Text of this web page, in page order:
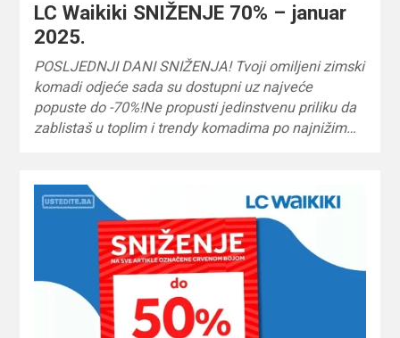
LC Waikiki SNIŽENJE 70% – januar
2025.
POSLJEDNJI DANI SNIŽENJA! Tvoji omiljeni zimski
komadi odjeće sada su dostupni uz najveće
popuste do -70%!Ne propusti jedinstvenu priliku da
zablistaš u toplim i trendy komadima po najnižim…